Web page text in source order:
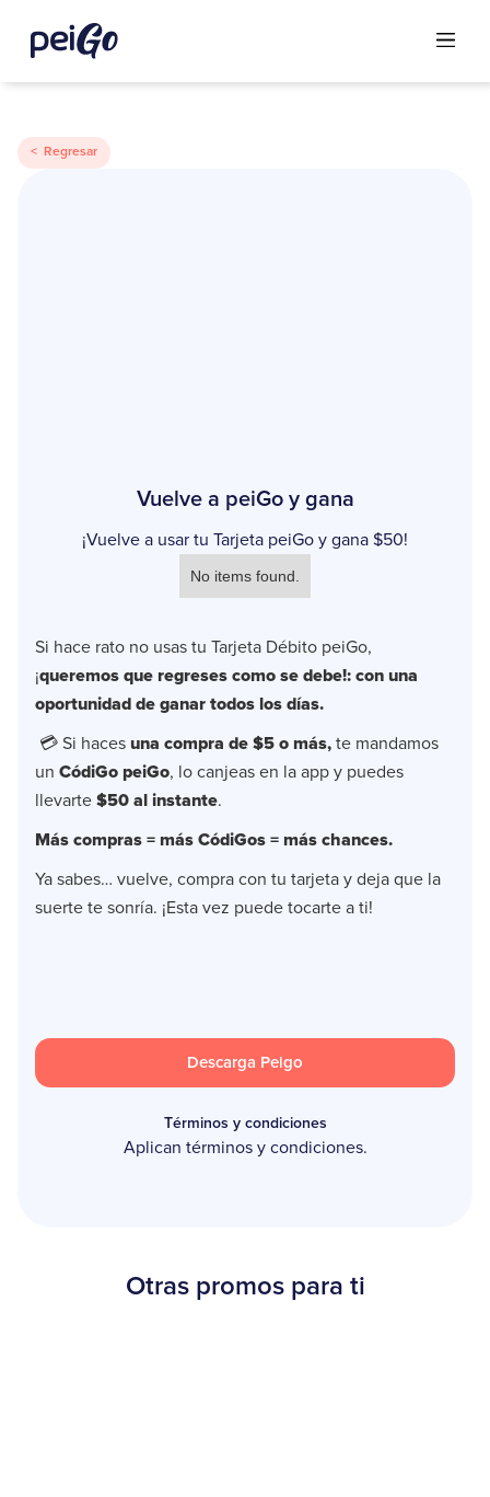
< Regresar
Vuelve a peiGo y gana
¡Vuelve a usar tu Tarjeta peiGo y gana $50!
No items found.
Si hace rato no usas tu Tarjeta Débito peiGo,
¡queremos que regreses como se debe!: con una
oportunidad de ganar todos los días.
💳 Si haces una compra de $5 o más, te mandamos
un CódiGo peiGo, lo canjeas en la app y puedes
llevarte $50 al instante.
Más compras = más CódiGos = más chances.
Ya sabes… vuelve, compra con tu tarjeta y deja que la
suerte te sonría. ¡Esta vez puede tocarte a ti!
Descarga Peigo
Términos y condiciones
Aplican términos y condiciones.
Otras promos para ti